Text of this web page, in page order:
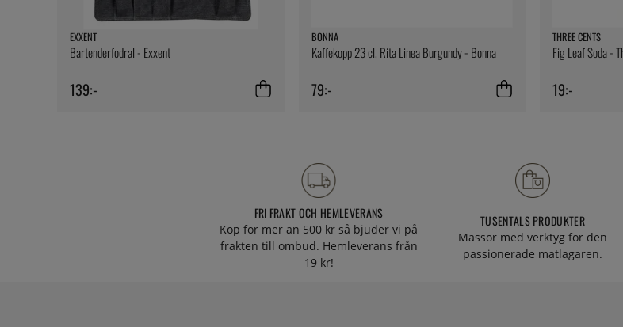
EXXENT
Bartenderfodral - Exxent
139:-
BONNA
Kaffekopp 23 cl, Rita Linea Burgundy - Bonna
79:-
THREE CENTS
Fig Leaf Soda -
19:-
FRI FRAKT OCH HEMLEVERANS
Köp för mer än 500 kr så bjuder vi på
frakten till ombud. Hemleverans från
19 kr!
TUSENTALS PRODUKTER
Massor med verktyg för den
passionerade matlagaren.